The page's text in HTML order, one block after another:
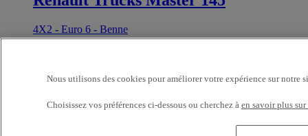
4X2 - Euro 6 - Benne
2024
LITTORAL VI SAINT-MARTIN-BOULOGNE
Prix sur demande
Nous utilisons des cookies pour améliorer votre expérience sur notre
Choisissez vos préférences ci-dessous ou cherchez à en savoir plus